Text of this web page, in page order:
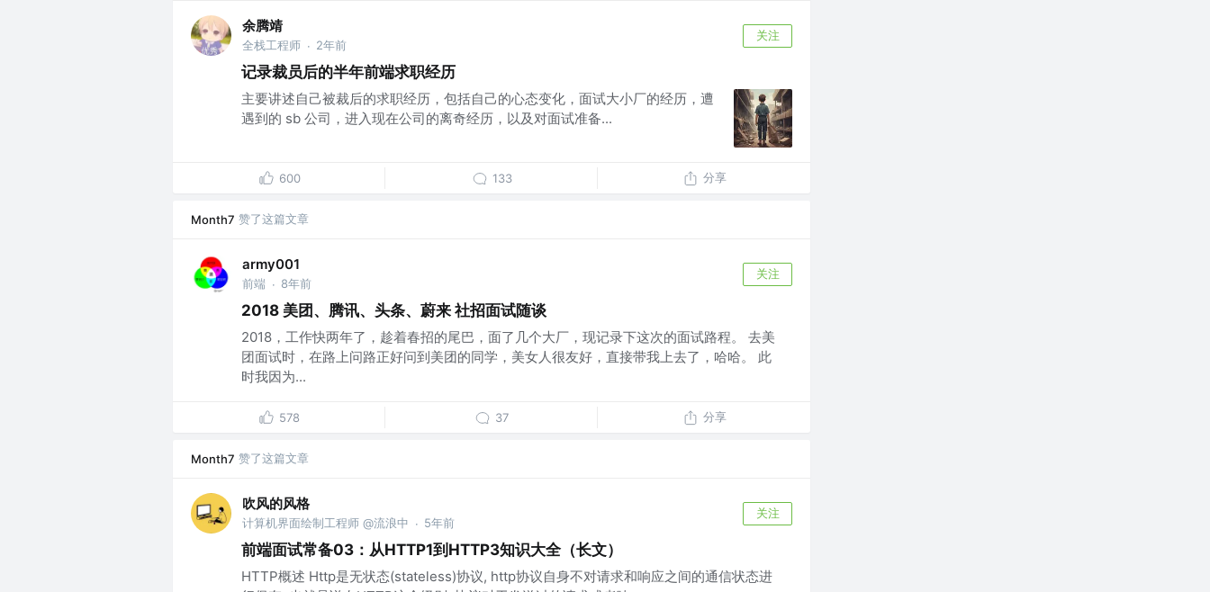
余腾靖
全栈工程师 · 2年前
关注
记录裁员后的半年前端求职经历
主要讲述自己被裁后的求职经历，包括自己的心态变化，面试大小厂的经历，遭
遇到的 sb 公司，进入现在公司的离奇经历，以及对面试准备...
600 133 分享
Month7 赞了这篇文章
army001
前端 · 8年前
关注
2018 美团、腾讯、头条、蔚来 社招面试随谈
2018，工作快两年了，趁着春招的尾巴，面了几个大厂，现记录下这次的面试路程。 去美
团面试时，在路上问路正好问到美团的同学，美女人很友好，直接带我上去了，哈哈。 此
时我因为...
578 37 分享
Month7 赞了这篇文章
吹风的风格
计算机界面绘制工程师 @流浪中 · 5年前
关注
前端面试常备03：从HTTP1到HTTP3知识大全（长文）
HTTP概述 Http是无状态(stateless)协议, http协议自身不对请求和响应之间的通信状态进